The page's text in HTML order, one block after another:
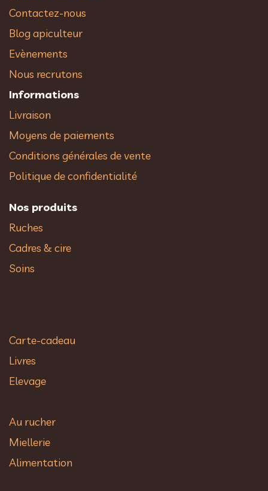
Contactez-nous
Blog apiculteur
Evènements
Nous recrutons
Informations
Livraison
Moyens de paiements
Conditions générales de vente
Politique de confidentialité
Nos produits
Ruches
Cadres & cire
Soins
Carte-cadeau
Livres
Elevage
Au rucher​
Miellerie
Alimentation